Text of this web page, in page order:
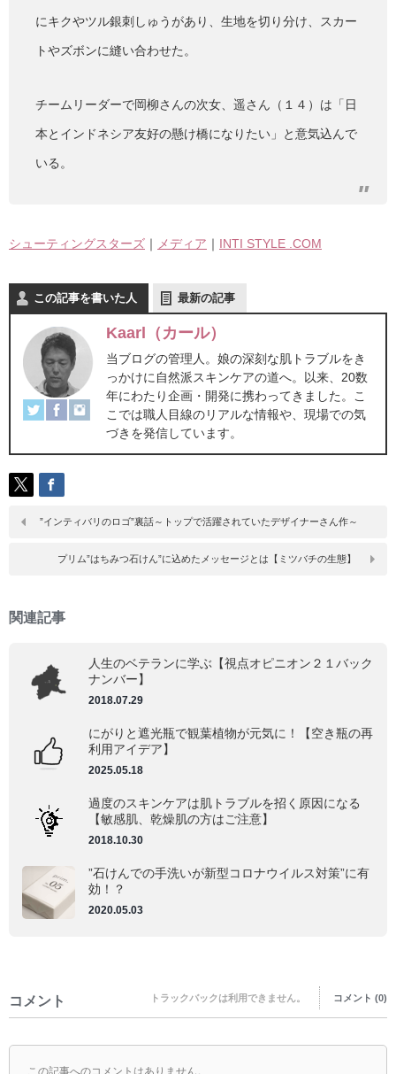
にキクやツル銀刺しゅうがあり、生地を切り分け、スカー
トやズボンに縫い合わせた。
チームリーダーで岡柳さんの次女、遥さん（１４）は「日
本とインドネシア友好の懸け橋になりたい」と意気込んで
いる。
シューティングスターズ ｜ メディア ｜ INTI STYLE .COM
この記事を書いた人 最新の記事
Kaarl（カール）
当ブログの管理人。娘の深刻な肌トラブルをき
っかけに自然派スキンケアの道へ。以来、20数
年にわたり企画・開発に携わってきました。こ
こでは職人目線のリアルな情報や、現場での気
づきを発信しています。
”インティバリのロゴ”裏話～トップで活躍されていたデザイナーさん作～
プリム”はちみつ石けん”に込めたメッセージとは【ミツバチの生態】
関連記事
人生のベテランに学ぶ【視点オピニオン２１バック
ナンバー】
2018.07.29
にがりと遮光瓶で観葉植物が元気に！【空き瓶の再
利用アイデア】
2025.05.18
過度のスキンケアは肌トラブルを招く原因になる
【敏感肌、乾燥肌の方はご注意】
2018.10.30
”石けんでの手洗いが新型コロナウイルス対策”に有
効！？
2020.05.03
コメント トラックバックは利用できません。 コメント (0)
この記事へのコメントはありません。